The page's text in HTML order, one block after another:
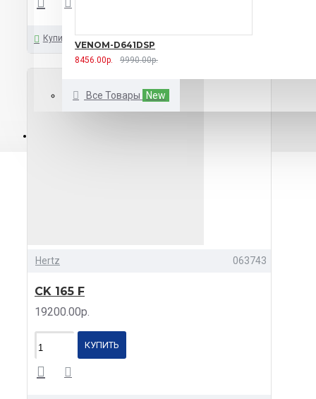
VENOM-D641DSP
8456.00р. 9990.00р.
Все Товары New
Купить
Hertz 063743
CK 165 F
19200.00р.
КУПИТЬ